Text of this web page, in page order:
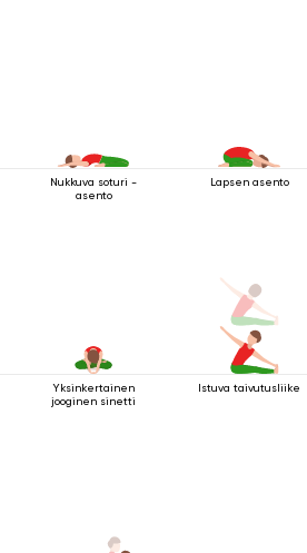
Nukkuva soturi -
asento
Lapsen asento
Yksinkertainen
jooginen sinetti
Istuva taivutusliike